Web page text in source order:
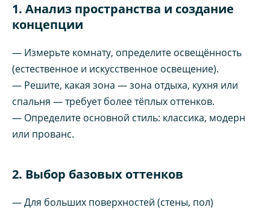
1. Анализ пространства и создание
концепции
— Измерьте комнату, определите освещённость
(естественное и искусственное освещение).
— Решите, какая зона — зона отдыха, кухня или
спальня — требует более тёплых оттенков.
— Определите основной стиль: классика, модерн
или прованс.
2. Выбор базовых оттенков
— Для больших поверхностей (стены, пол)